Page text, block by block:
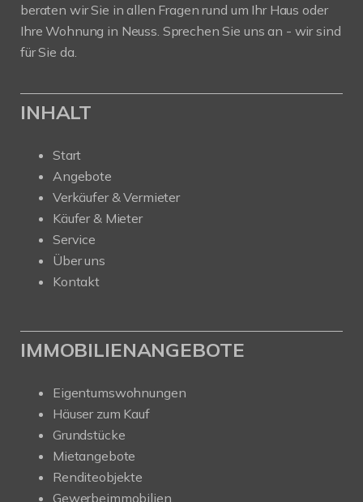
beraten wir Sie in allen Fragen rund um Ihr Haus oder
Ihre Wohnung in Neuss. Sprechen Sie uns an - wir sind
für Sie da.
INHALT
Start
Angebote
Verkäufer & Vermieter
Käufer & Mieter
Service
Über uns
Kontakt
IMMOBILIENANGEBOTE
Eigentumswohnungen
Häuser zum Kauf
Grundstücke
Mietangebote
Renditeobjekte
Gewerbeimmobilien